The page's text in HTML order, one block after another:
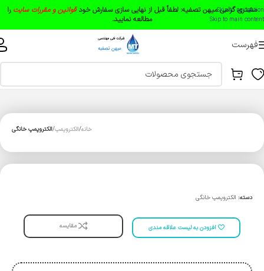
Skip to navigation
Skip to main content
مشتری گرامی میهن تصفیه: لطفاً قبل از نهایی سازی سفارش خودقوانین و مقررات سایت را
مطالعه نمایید.
فهرست
خانه الکتروپمپ الکتروپمپ خانگی
دسته: الکتروپمپ خانگی
افزودن به لیست علاقه مندی مقایسه